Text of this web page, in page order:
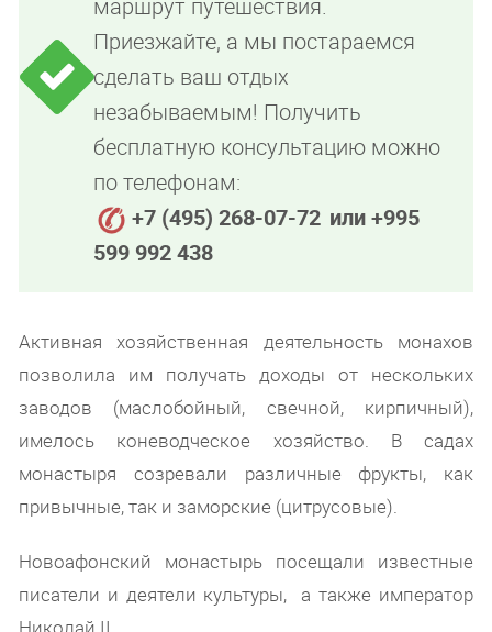
маршрут путешествия.
Приезжайте, а мы постараемся
сделать ваш отдых
незабываемым! Получить
бесплатную консультацию можно
по телефонам:
+7 (495) 268-07-72 или +995
599 992 438
Активная хозяйственная деятельность монахов
позволила им получать доходы от нескольких
заводов (маслобойный, свечной, кирпичный),
имелось коневодческое хозяйство. В садах
монастыря созревали различные фрукты, как
привычные, так и заморские (цитрусовые).
Новоафонский монастырь посещали известные
писатели и деятели культуры, а также император